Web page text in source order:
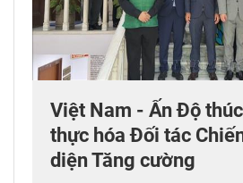
Việt Nam - Ấn Độ
thực hóa Đối tác
diện Tăng cường